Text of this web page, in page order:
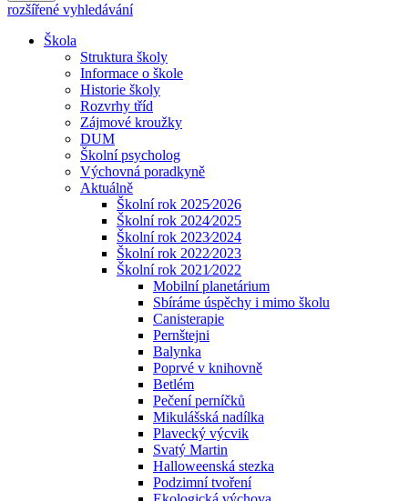
rozšířené vyhledávání
Škola
Struktura školy
Informace o škole
Historie školy
Rozvrhy tříd
Zájmové kroužky
DUM
Školní psycholog
Výchovná poradkyně
Aktuálně
Školní rok 2025⁄2026
Školní rok 2024⁄2025
Školní rok 2023⁄2024
Školní rok 2022⁄2023
Školní rok 2021⁄2022
Mobilní planetárium
Sbíráme úspěchy i mimo školu
Canisterapie
Pernštejni
Balynka
Poprvé v knihovně
Betlém
Pečení perníčků
Mikulášská nadílka
Plavecký výcvik
Svatý Martin
Halloweenská stezka
Podzimní tvoření